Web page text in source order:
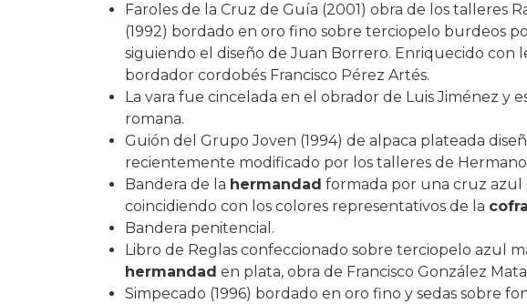
Faroles de la Cruz de Guía (2001) obra de los talleres
(1992) bordado en oro fino sobre terciopelo burdeos
siguiendo el diseño de Juan Borrero. Enriquecido con
bordador cordobés Francisco Pérez Artés.
La vara fue cincelada en el obrador de Luis Jiménez y
romana.
Guión del Grupo Joven (1994) de alpaca plateada
recientemente modificado por los talleres de
Bandera de la hermandad formada por una cruz azul
coincidiendo con los colores representativos de la
Bandera penitencial.
Libro de Reglas confeccionado sobre terciopelo azul
hermandad en plata, obra de Francisco González
Simpecado (1996) bordado en oro fino y sedas sobre